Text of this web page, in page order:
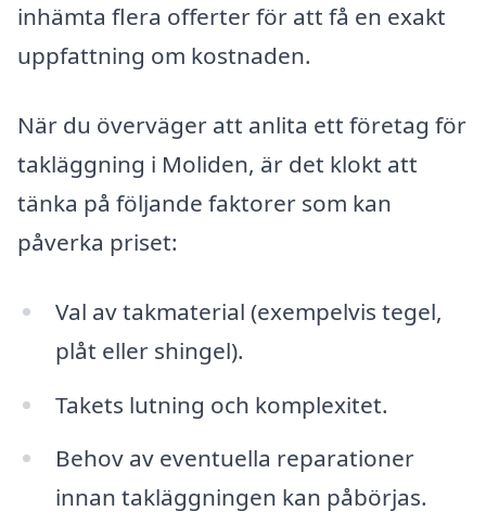
inhämta flera offerter för att få en exakt
uppfattning om kostnaden.
När du överväger att anlita ett företag för
takläggning i Moliden, är det klokt att
tänka på följande faktorer som kan
påverka priset:
Val av takmaterial (exempelvis tegel,
plåt eller shingel).
Takets lutning och komplexitet.
Behov av eventuella reparationer
innan takläggningen kan påbörjas.